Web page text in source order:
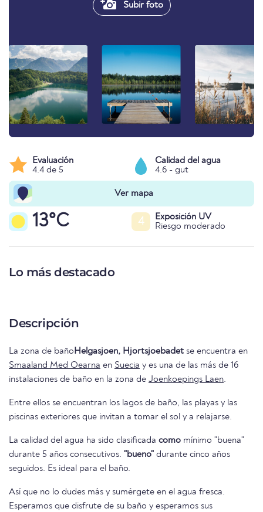
Subir foto
Evaluación
4.4 de 5
Calidad del agua
4.6 - gut
Ver mapa
13°C 4
Exposición UV
Riesgo moderado
Lo más destacado
Descripción
La zona de bañoHelgasjoen, Hjortsjoebadet se encuentra en
Smaaland Med Oearna en Suecia y es una de las más de 16
instalaciones de baño en la zona de Joenkoepings Laen.
Entre ellos se encuentran los lagos de baño, las playas y las
piscinas exteriores que invitan a tomar el sol y a relajarse.
La calidad del agua ha sido clasificada como mínimo "buena"
durante 5 años consecutivos. "bueno" durante cinco años
seguidos. Es ideal para el baño.
Así que no lo dudes más y sumérgete en el agua fresca.
Esperamos que disfrute de su baño y esperamos sus